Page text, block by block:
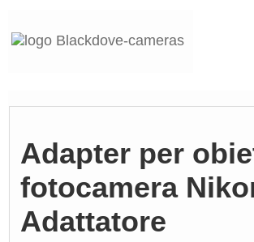
Adapter per
fotocamera
Adattatore